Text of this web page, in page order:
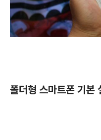
폴더형 스마트폰 기본